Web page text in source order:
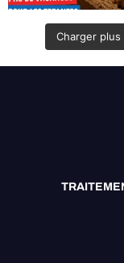
Charger plus